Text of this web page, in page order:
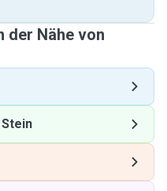
der Nähe von
Stein